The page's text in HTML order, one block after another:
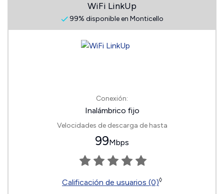
WiFi LinkUp
99% disponible en Monticello
Conexión:
Inalámbrico fijo
Velocidades de descarga de hasta
99Mbps
Calificación de usuarios (0)◊